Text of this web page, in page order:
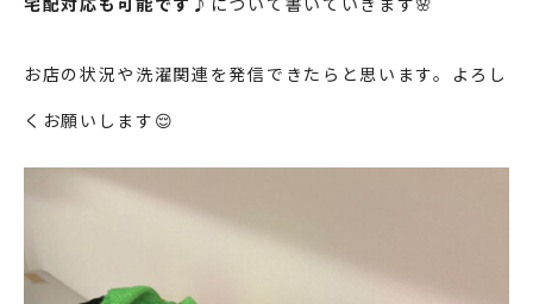
お店の状況や洗濯関連を発信できたらと思います。よろし
くお願いします😌